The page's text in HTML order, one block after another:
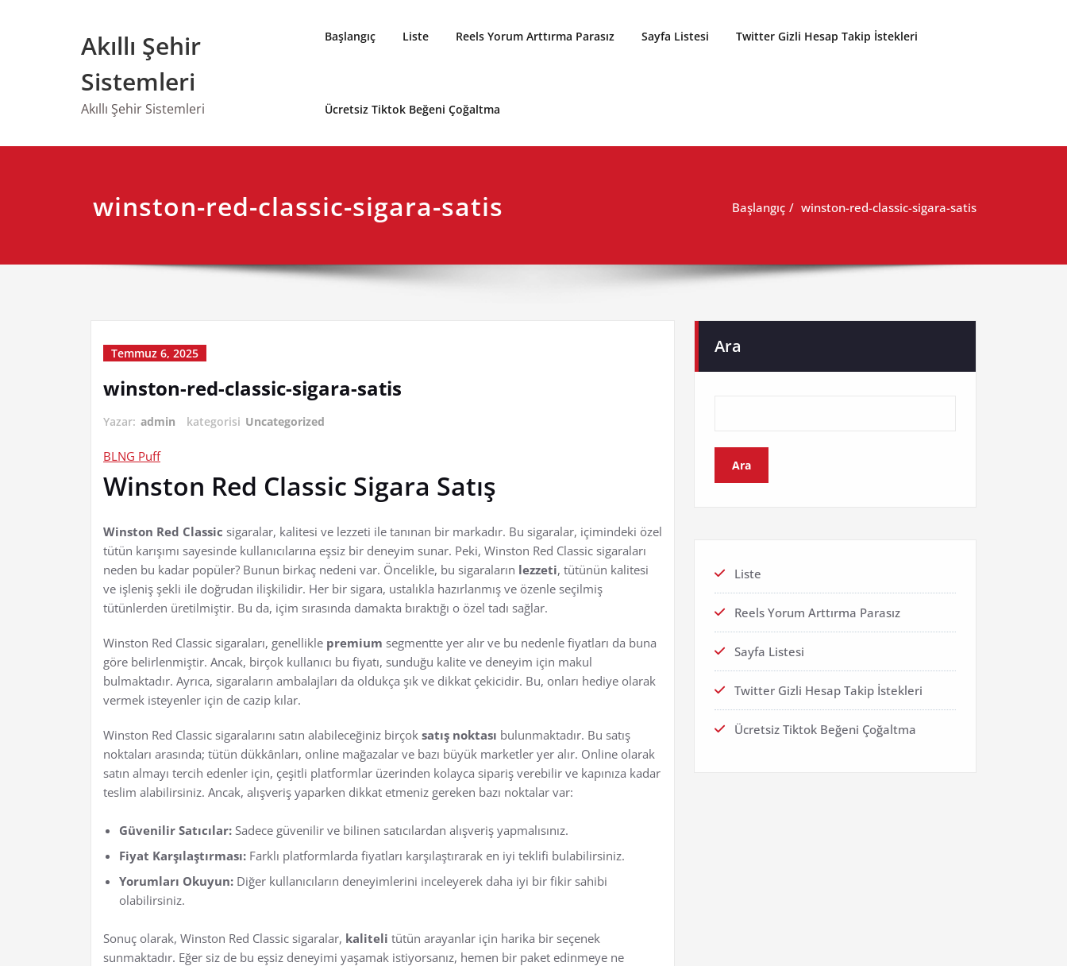
Akıllı Şehir
Sistemleri
Akıllı Şehir Sistemleri
Başlangıç Liste Reels Yorum Arttırma Parasız Sayfa Listesi Twitter Gizli Hesap Takip İstekleri
Ücretsiz Tiktok Beğeni Çoğaltma
winston-red-classic-sigara-satis Başlangıç winston-red-classic-sigara-satis
Temmuz 6, 2025
winston-red-classic-sigara-satis
Yazar: admin kategorisi Uncategorized
BLNG Puff
Winston Red Classic Sigara Satış
Winston Red Classic sigaralar, kalitesi ve lezzeti ile tanınan bir markadır. Bu sigaralar, içimindeki özel
tütün karışımı sayesinde kullanıcılarına eşsiz bir deneyim sunar. Peki, Winston Red Classic sigaraları
neden bu kadar popüler? Bunun birkaç nedeni var. Öncelikle, bu sigaraların lezzeti, tütünün kalitesi
ve işleniş şekli ile doğrudan ilişkilidir. Her bir sigara, ustalıkla hazırlanmış ve özenle seçilmiş
tütünlerden üretilmiştir. Bu da, içim sırasında damakta bıraktığı o özel tadı sağlar.
Winston Red Classic sigaraları, genellikle premium segmentte yer alır ve bu nedenle fiyatları da buna
göre belirlenmiştir. Ancak, birçok kullanıcı bu fiyatı, sunduğu kalite ve deneyim için makul
bulmaktadır. Ayrıca, sigaraların ambalajları da oldukça şık ve dikkat çekicidir. Bu, onları hediye olarak
vermek isteyenler için de cazip kılar.
Winston Red Classic sigaralarını satın alabileceğiniz birçok satış noktası bulunmaktadır. Bu satış
noktaları arasında; tütün dükkânları, online mağazalar ve bazı büyük marketler yer alır. Online olarak
satın almayı tercih edenler için, çeşitli platformlar üzerinden kolayca sipariş verebilir ve kapınıza kadar
teslim alabilirsiniz. Ancak, alışveriş yaparken dikkat etmeniz gereken bazı noktalar var:
Güvenilir Satıcılar: Sadece güvenilir ve bilinen satıcılardan alışveriş yapmalısınız.
Fiyat Karşılaştırması: Farklı platformlarda fiyatları karşılaştırarak en iyi teklifi bulabilirsiniz.
Yorumları Okuyun: Diğer kullanıcıların deneyimlerini inceleyerek daha iyi bir fikir sahibi
olabilirsiniz.
Sonuç olarak, Winston Red Classic sigaralar, kaliteli tütün arayanlar için harika bir seçenek
sunmaktadır. Eğer siz de bu eşsiz deneyimi yaşamak istiyorsanız, hemen bir paket edinmeye ne
Ara
Ara
Liste
Reels Yorum Arttırma Parasız
Sayfa Listesi
Twitter Gizli Hesap Takip İstekleri
Ücretsiz Tiktok Beğeni Çoğaltma